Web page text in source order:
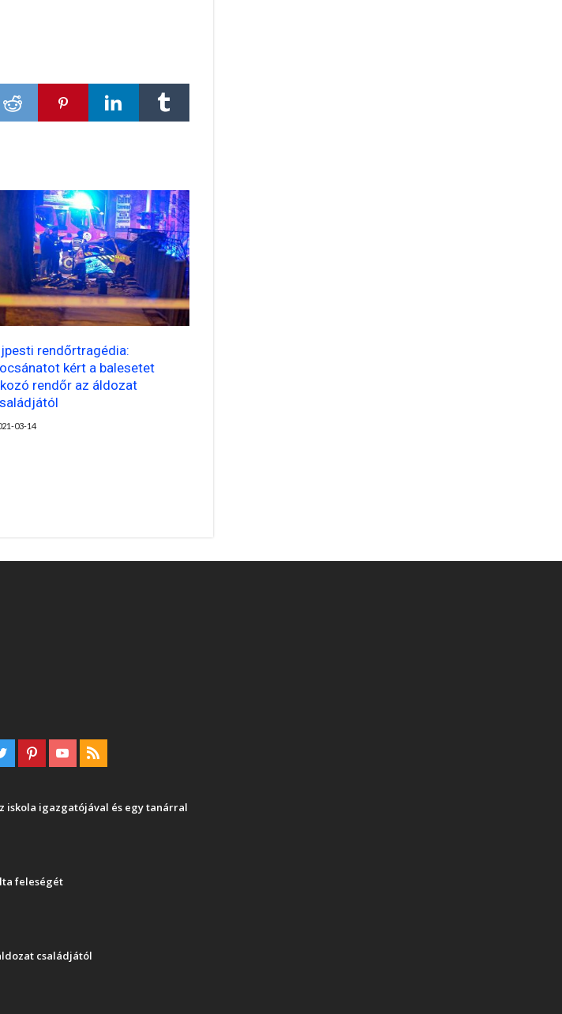
rendőrtragédia:
kért a balesetet
rendőr az áldozat
03-14
iskola igazgatójával és egy tanárral
feleségét
családjától